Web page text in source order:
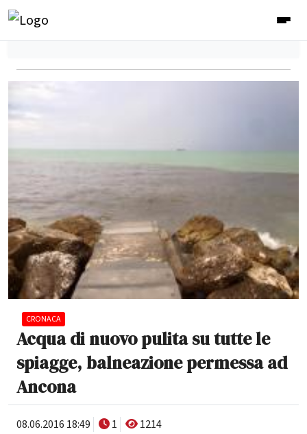
CRONACA
Acqua di nuovo pulita su tutte le
spiagge, balneazione permessa ad
Ancona
08.06.2016 18:49 1
1214